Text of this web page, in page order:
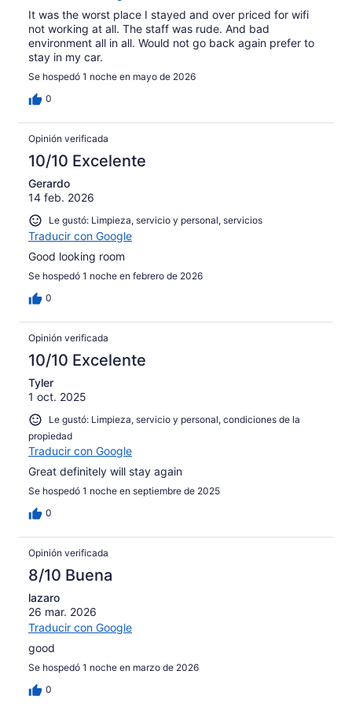
It was the worst place I stayed and over priced for wifi
not working at all. The staff was rude. And bad
environment all in all. Would not go back again prefer to
stay in my car.
Se hospedó 1 noche en mayo de 2026
0
Opinión verificada
10/10 Excelente
Gerardo
14 feb. 2026
Le gustó: Limpieza, servicio y personal, servicios
Traducir con Google
Good looking room
Se hospedó 1 noche en febrero de 2026
0
Opinión verificada
10/10 Excelente
Tyler
1 oct. 2025
Le gustó: Limpieza, servicio y personal, condiciones de la
propiedad
Traducir con Google
Great definitely will stay again
Se hospedó 1 noche en septiembre de 2025
0
Opinión verificada
8/10 Buena
lazaro
26 mar. 2026
Traducir con Google
good
Se hospedó 1 noche en marzo de 2026
0